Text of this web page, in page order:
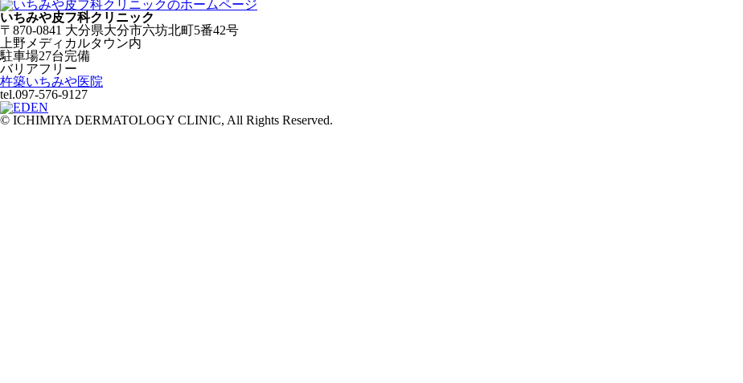
いちみや皮フ科クリニック
〒870-0841 大分県大分市六坊北町5番42号
上野メディカルタウン内
駐車場27台完備
バリアフリー
杵築いちみや医院
tel.097-576-9127
© ICHIMIYA DERMATOLOGY CLINIC, All Rights Reserved.